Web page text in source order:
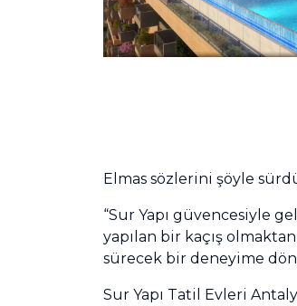
Elmas sözlerini şöyle
“Sur Yapı güvencesiyle
yapılan bir kaçış
sürecek bir deneyime
Sur Yapı Tatil Evleri